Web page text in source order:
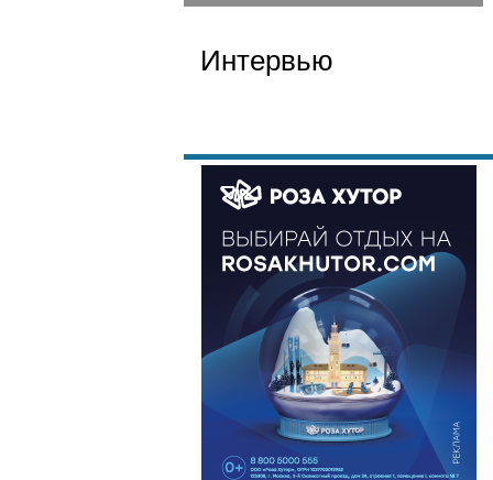
Интервью